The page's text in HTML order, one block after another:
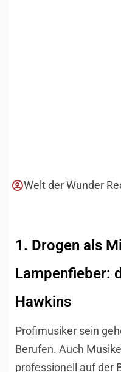
Welt der Wunder
1. Drogen als
Lampenfieber:
Hawkins
Profimusiker sein
Berufen. Auch
professionell auf der